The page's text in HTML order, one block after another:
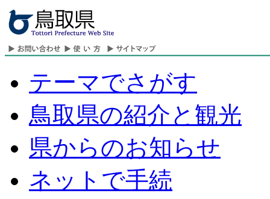
テーマでさがす
鳥取県の紹介と観光
県からのお知らせ
ネットで手続